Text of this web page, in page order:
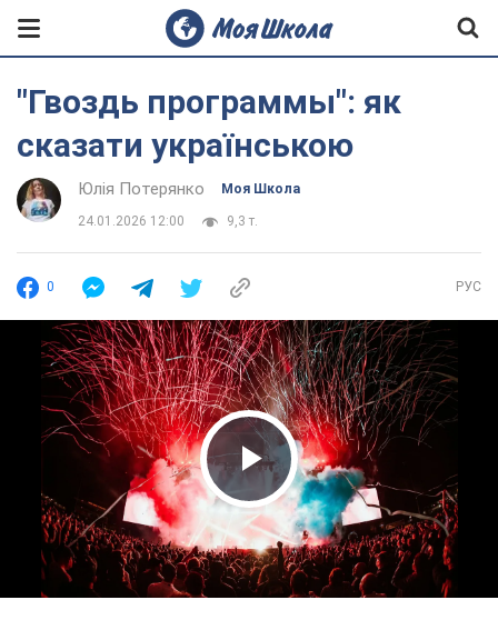
"Гвоздь программы": як
сказати українською
Юлія Потерянко Моя Школа
24.01.2026 12:00 9,3 т.
0 РУС
Play Video